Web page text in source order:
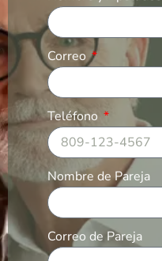
Correo
Teléfono
Nombre de Pareja
Correo de Pareja